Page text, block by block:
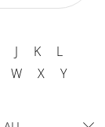
J K
L
W X
Y